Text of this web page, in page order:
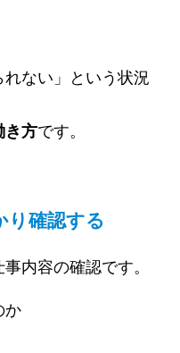
ない」という状況
き方です。
り確認する
内容の確認です。
か